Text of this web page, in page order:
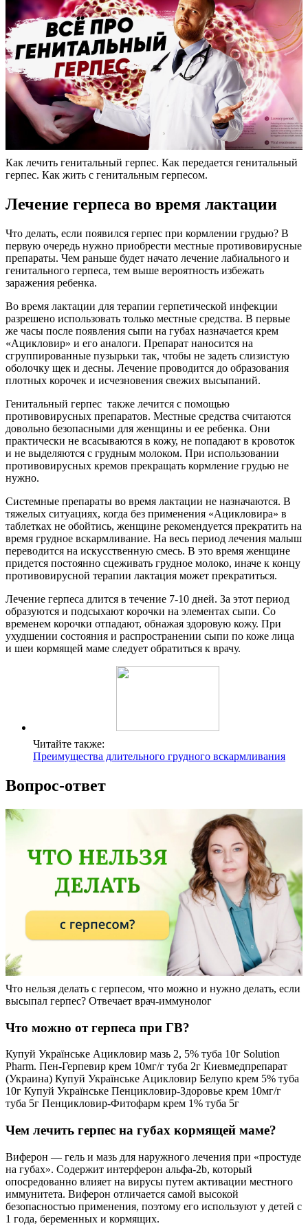
Как лечить генитальный герпес. Как передается генитальный
герпес. Как жить с генитальным герпесом.
Лечение герпеса во время лактации
Что делать, если появился герпес при кормлении грудью? В
первую очередь нужно приобрести местные противовирусные
препараты. Чем раньше будет начато лечение лабиального и
генитального герпеса, тем выше вероятность избежать
заражения ребенка.
Во время лактации для терапии герпетической инфекции
разрешено использовать только местные средства. В первые
же часы после появления сыпи на губах назначается крем
«Ацикловир» и его аналоги. Препарат наносится на
сгруппированные пузырьки так, чтобы не задеть слизистую
оболочку щек и десны. Лечение проводится до образования
плотных корочек и исчезновения свежих высыпаний.
Генитальный герпес также лечится с помощью
противовирусных препаратов. Местные средства считаются
довольно безопасными для женщины и ее ребенка. Они
практически не всасываются в кожу, не попадают в кровоток
и не выделяются с грудным молоком. При использовании
противовирусных кремов прекращать кормление грудью не
нужно.
Системные препараты во время лактации не назначаются. В
тяжелых ситуациях, когда без применения «Ацикловира» в
таблетках не обойтись, женщине рекомендуется прекратить на
время грудное вскармливание. На весь период лечения малыш
переводится на искусственную смесь. В это время женщине
придется постоянно сцеживать грудное молоко, иначе к концу
противовирусной терапии лактация может прекратиться.
Лечение герпеса длится в течение 7-10 дней. За этот период
образуются и подсыхают корочки на элементах сыпи. Со
временем корочки отпадают, обнажая здоровую кожу. При
ухудшении состояния и распространении сыпи по коже лица
и шеи кормящей маме следует обратиться к врачу.
Читайте также:
Преимущества длительного грудного вскармливания
Вопрос-ответ
Что нельзя делать с герпесом, что можно и нужно делать, если
высыпал герпес? Отвечает врач-иммунолог
Что можно от герпеса при ГВ?
Купуй Українське Ацикловир мазь 2, 5% туба 10г Solution
Pharm. Пен-Герпевир крем 10мг/г туба 2г Киевмедпрепарат
(Украина) Купуй Українське Ацикловир Белупо крем 5% туба
10г Купуй Українське Пенцикловир-Здоровье крем 10мг/г
туба 5г Пенцикловир-Фитофарм крем 1% туба 5г
Чем лечить герпес на губах кормящей маме?
Виферон — гель и мазь для наружного лечения при «простуде
на губах». Содержит интерферон альфа-2b, который
опосредованно влияет на вирусы путем активации местного
иммунитета. Виферон отличается самой высокой
безопасностью применения, поэтому его используют у детей с
1 года, беременных и кормящих.